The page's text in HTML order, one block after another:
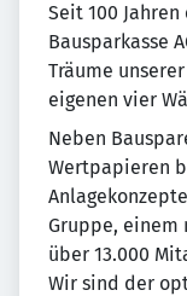
Seit 100
Bausparkasse
Träume
eigenen vier
Neben
Wertpapieren
Gruppe,
über 13.000
Wir sind der